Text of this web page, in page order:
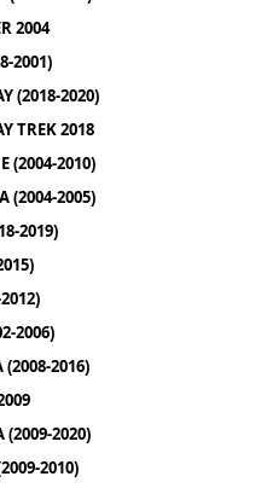
2004
2001)
(2018-2020)
TREK 2018
(2004-2010)
(2004-2005)
2019)
2006)
(2008-2016)
(2009-2020)
2010)